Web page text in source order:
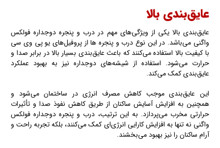
عایق‌بندی بالا
عایق‌بندی بالا یکی از ویژگی‌های مهم در درب و پنجره دوجداره فولکس
واگنی می‌باشد. در این نوع درب و پنجره ها از پروفیل‌های یو پی وی سی
با کیفیت بالا استفاده می‌کنند که باعث عایق‌بندی بسیار بالا در برابر صدا و
حرارت می‌شود. استفاده از شیشه‌های دوجداره نیز به بهبود عملکرد
عایق‌بندی کمک می‌کند.
این عایق‌بندی موجب کاهش مصرف انرژی در ساختمان می‌شود و
همچنین به افزایش آسایش ساکنان از طریق کاهش نفوذ صدا و تأثیرات
حرارتی مخرب می‌پردازد. به این ترتیب، درب و پنجره دوجداره فولکس
واگنی نه تنها به افزایش کارایی انرژی‌ای کمک می‌کنند، بلکه تجربه راحت و
آرام ساکنان را نیز بهبود می‌بخشند.